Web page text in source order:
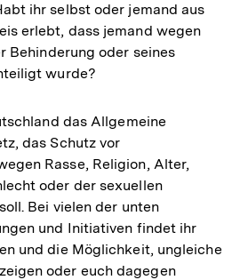
ihr selbst oder jemand aus
erlebt, dass jemand wegen
Behinderung oder seines
wurde?
das Allgemeine
das Schutz vor
Rasse, Religion, Alter,
oder der sexuellen
Bei vielen der unten
und Initiativen findet ihr
und die Möglichkeit, ungleiche
oder euch dagegen